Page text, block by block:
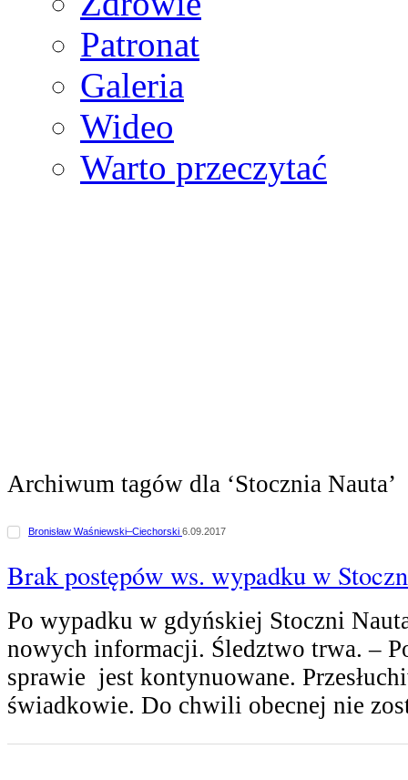
Patronat
Galeria
Wideo
Warto przeczytać
Archiwum tagów dla ‘Stocznia Nauta’
Bronisław Waśniewski–Ciechorski 6.09.2017
Brak postępów ws. wypadku w
Po wypadku w gdyńskiej Stoczni
nowych informacji. Śledztwo trwa. –
sprawie jest kontynuowane.
świadkowie. Do chwili obecnej nie